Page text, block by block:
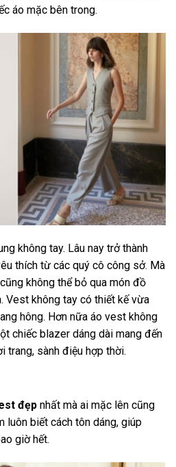
áo mặc bên trong.
không tay. Lâu nay trở thành
thích từ các quý cô công sở. Mà
không thể bỏ qua món đồ
Vest không tay có thiết kế vừa
hông. Hơn nữa áo vest không
chiếc blazer dáng dài mang đến
trang, sành điệu hợp thời.
đẹp nhất mà ai mặc lên cũng
luôn biết cách tôn dáng, giúp
giờ hết.